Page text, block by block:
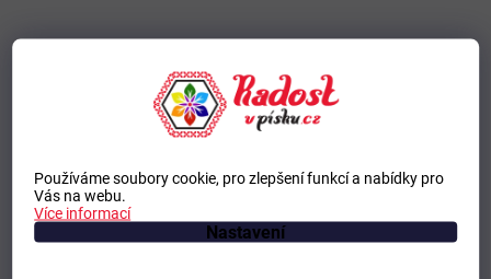
Používáme soubory cookie, pro zlepšení funkcí a nabídky pro
Vás na webu.
Více informací
Nastavení